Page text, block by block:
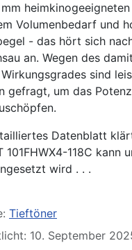
Volumenbedarf und
- das hört sich
an. Wegen des
sind
gefragt, um das
Datenblatt
101FHWX4-118C kann
wird . . .
Tieftöner
10. September